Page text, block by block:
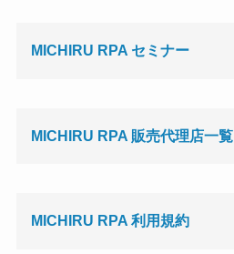
MICHIRU RPA セミナー
MICHIRU RPA 販売代理店一覧
MICHIRU RPA 利用規約